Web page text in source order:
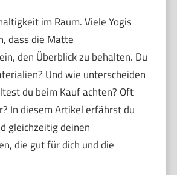
im Raum. Viele Yogis
dass die Matte
den Überblick zu behalten. Du
Und wie unterscheiden
du beim Kauf achten? Oft
In diesem Artikel erfährst du
gleichzeitig deinen
die gut für dich und die